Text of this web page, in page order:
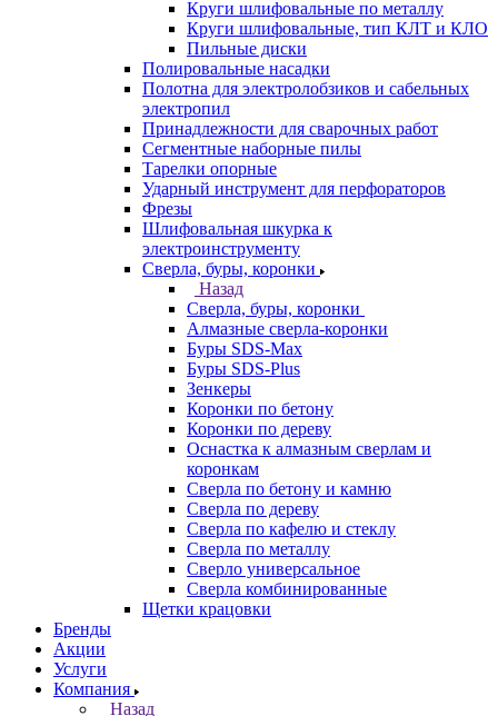
Круги шлифовальные по металлу
Круги шлифовальные, тип КЛТ и КЛО
Пильные диски
Полировальные насадки
Полотна для электролобзиков и сабельных
электропил
Принадлежности для сварочных работ
Сегментные наборные пилы
Тарелки опорные
Ударный инструмент для перфораторов
Фрезы
Шлифовальная шкурка к
электроинструменту
Сверла, буры, коронки
Назад
Сверла, буры, коронки
Алмазные сверла-коронки
Буры SDS-Max
Буры SDS-Plus
Зенкеры
Коронки по бетону
Коронки по дереву
Оснастка к алмазным сверлам и
коронкам
Сверла по бетону и камню
Сверла по дереву
Сверла по кафелю и стеклу
Сверла по металлу
Сверло универсальное
Сверла комбинированные
Щетки крацовки
Бренды
Акции
Услуги
Компания
Назад